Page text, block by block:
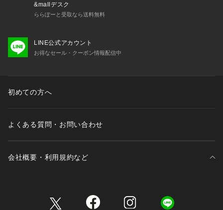
&mallデスク
ららぽーと受取なら送料無料
LINE公式アカウント
お得なセール・クーポン情報配信中
初めての方へ
よくある質問・お問い合わせ
会社概要・利用規約など